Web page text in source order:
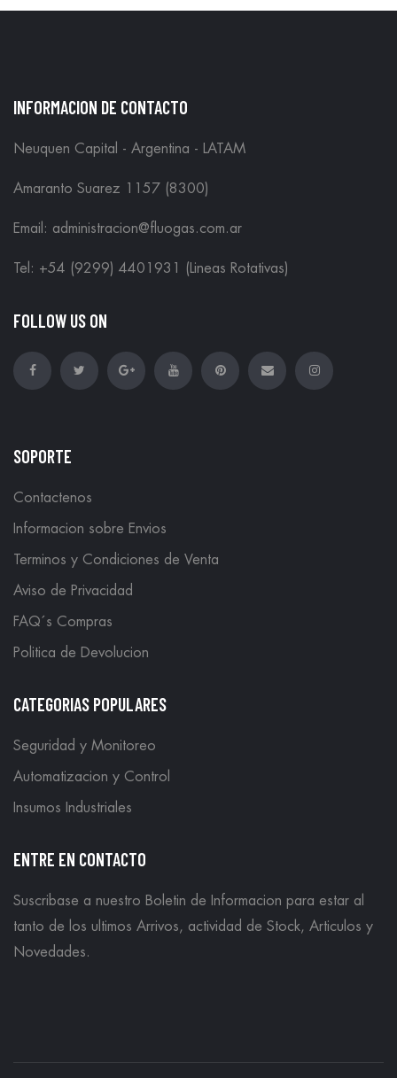
INFORMACION DE CONTACTO
Neuquen Capital - Argentina - LATAM
Amaranto Suarez 1157 (8300)
Email: administracion@fluogas.com.ar
Tel: +54 (9299) 4401931 (Lineas Rotativas)
FOLLOW US ON
SOPORTE
Contactenos
Informacion sobre Envios
Terminos y Condiciones de Venta
Aviso de Privacidad
FAQ´s Compras
Politica de Devolucion
CATEGORIAS POPULARES
Seguridad y Monitoreo
Automatizacion y Control
Insumos Industriales
ENTRE EN CONTACTO
Suscribase a nuestro Boletin de Informacion para estar al
tanto de los ultimos Arrivos, actividad de Stock, Articulos y
Novedades.